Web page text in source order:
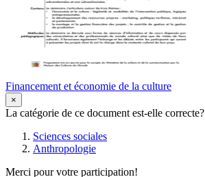
Financement et économie de la culture
×
La catégorie de ce document est-elle correcte?
Sciences sociales
Anthropologie
Merci pour votre participation!